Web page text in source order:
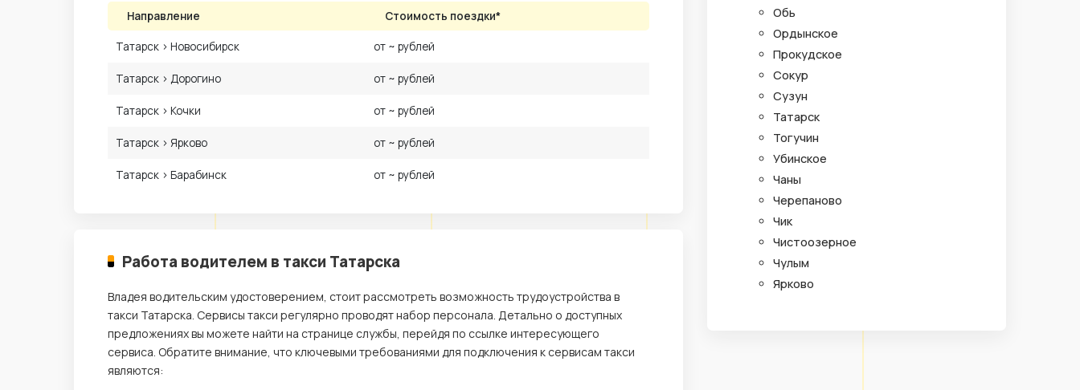
Направление Стоимость поездки*
Татарск › Новосибирск от ~ рублей
Татарск › Дорогино от ~ рублей
Татарск › Кочки от ~ рублей
Татарск › Ярково от ~ рублей
Татарск › Барабинск от ~ рублей
Работа водителем в такси Татарска
Владея водительским удостоверением, стоит рассмотреть возможность трудоустройства в
такси Татарска. Сервисы такси регулярно проводят набор персонала. Детально о доступных
предложениях вы можете найти на странице службы, перейдя по ссылке интересующего
сервиса. Обратите внимание, что ключевыми требованиями для подключения к сервисам такси
являются:
Обь
Ордынское
Прокудское
Сокур
Сузун
Татарск
Тогучин
Убинское
Чаны
Черепаново
Чик
Чистоозерное
Чулым
Ярково